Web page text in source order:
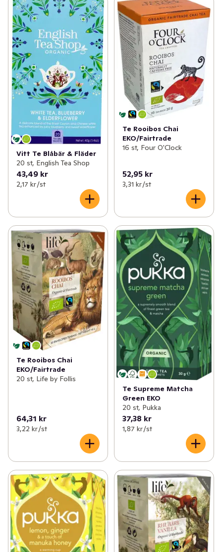
Vitt Te Blåbär & Fläder
20 st, English Tea Shop
43,49 kr
2,17 kr /st
Te Rooibos Chai
EKO/Fairtrade
16 st, Four O'Clock
52,95 kr
3,31 kr /st
Te Rooibos Chai
EKO/Fairtrade
20 st, Life by Follis
64,31 kr
3,22 kr /st
Te Supreme Matcha
Green EKO
20 st, Pukka
37,38 kr
1,87 kr /st